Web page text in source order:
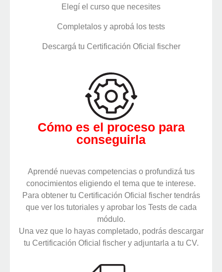
Elegí el curso que necesites
Completalos y aprobá los tests
Descargá tu Certificación Oficial fischer
Cómo es el proceso para
conseguirla
Aprendé nuevas competencias o profundizá tus
conocimientos eligiendo el tema que te interese.
Para obtener tu Certificación Oficial fischer tendrás
que ver los tutoriales y aprobar los Tests de cada
módulo.
Una vez que lo hayas completado, podrás descargar
tu Certificación Oficial fischer y adjuntarla a tu CV.